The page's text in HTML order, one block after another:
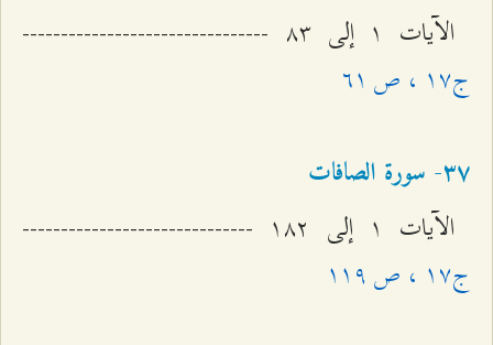
الآيات ۱ إلى ۸٣ --------------------------------
ج۱۷ ، ص ٦۱
٣۷- سورة الصافات
الآيات ۱ إلى ۱۸٢ ------------------------------
ج۱۷ ، ص ۱۱٩